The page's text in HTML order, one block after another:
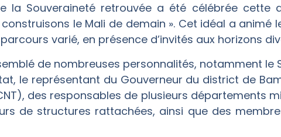
la Souveraineté retrouvée a été célébrée cette
le Mali de demain ». Cet idéal a
varié, en présence d’invités aux horizons
de nombreuses personnalités, notamment le
le représentant du Gouverneur du district de
des responsables de plusieurs départements
de structures rattachées, ainsi que des